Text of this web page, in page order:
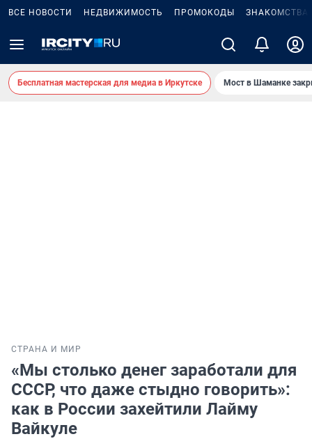
ВСЕ НОВОСТИ НЕДВИЖИМОСТЬ ПРОМОКОДЫ ЗНАКОМСТВА
Бесплатная мастерская для медиа в Иркутске Мост в Шаманке
СТРАНА И МИР
«Мы столько денег заработали для
СССР, что даже стыдно говорить»:
как в России захейтили Лайму
Вайкуле